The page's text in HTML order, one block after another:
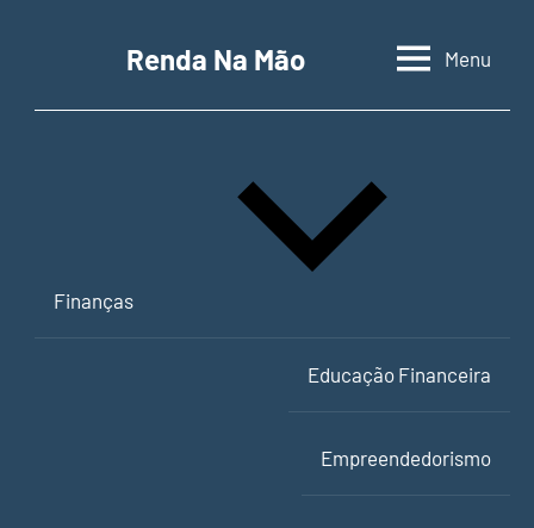
conteúdo
Renda Na Mão
Contabilidade,
empreendedorismo
Menu
Finanças
Educação Financeira
Empreendedorismo